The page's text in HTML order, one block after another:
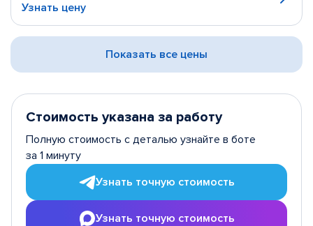
Узнать цену
Показать все цены
Стоимость указана за работу
Полную стоимость с деталью узнайте в боте
за 1 минуту
Узнать точную стоимость
Узнать точную стоимость